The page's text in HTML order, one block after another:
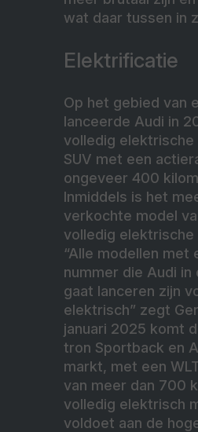
wat daar tussen in
Elektrificatie
Op het gebied van
lanceerde Audi in
volledig
SUV met een
ongeveer 400
Inmiddels is het
verkochte model
volledig
“Alle modellen met
nummer die Audi
gaat lanceren zijn
elektrisch” zegt
januari 2025 komt
tron Sportback en
markt, met een
van meer dan 700
volledig elektrisch
voldoet aan de